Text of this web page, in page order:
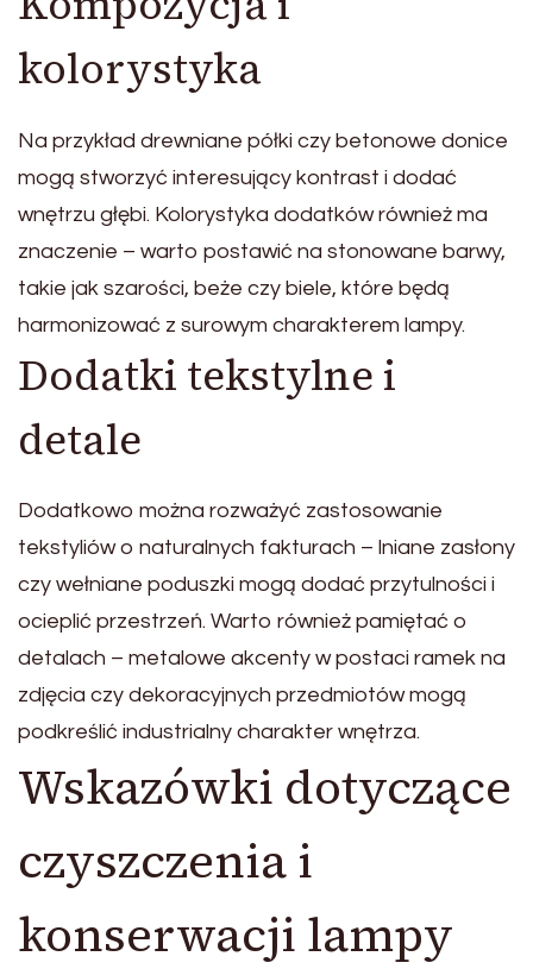
kolorystyka
Na przykład drewniane półki czy betonowe donice
mogą stworzyć interesujący kontrast i dodać
wnętrzu głębi. Kolorystyka dodatków również ma
znaczenie – warto postawić na stonowane barwy,
takie jak szarości, beże czy biele, które będą
harmonizować z surowym charakterem lampy.
Dodatki tekstylne i
detale
Dodatkowo można rozważyć zastosowanie
tekstyliów o naturalnych fakturach – lniane zasłony
czy wełniane poduszki mogą dodać przytulności i
ocieplić przestrzeń. Warto również pamiętać o
detalach – metalowe akcenty w postaci ramek na
zdjęcia czy dekoracyjnych przedmiotów mogą
podkreślić industrialny charakter wnętrza.
Wskazówki dotyczące
czyszczenia i
konserwacji lampy